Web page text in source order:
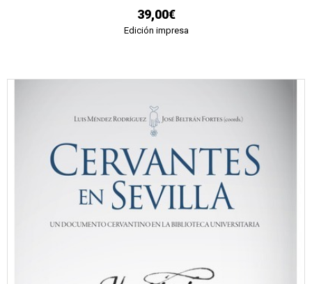
39,00€
Edición impresa